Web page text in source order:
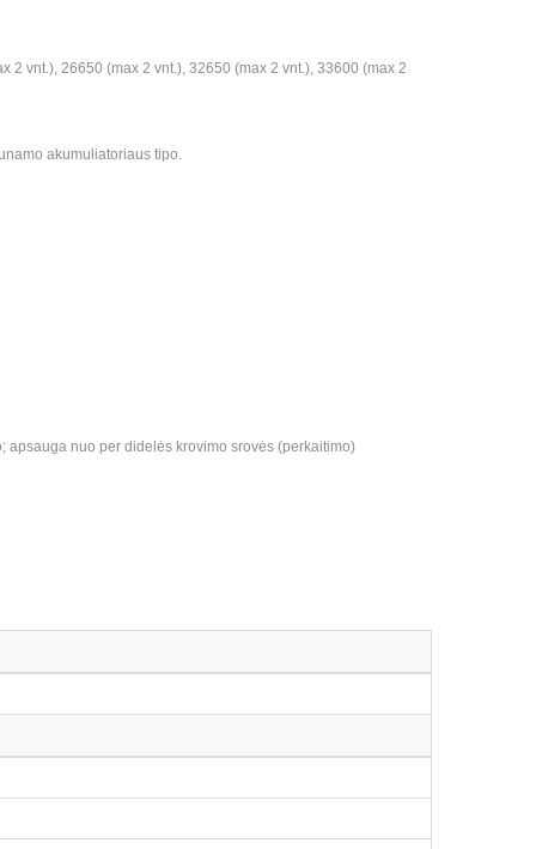
vnt.), 26650 (max 2 vnt.), 32650 (max 2 vnt.), 33600 (max 2
akumuliatoriaus tipo.
nuo per didelės krovimo srovės (perkaitimo)